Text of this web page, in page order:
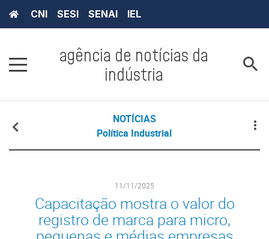
CNI SESI SENAI IEL
agência de notícias da
indústria
NOTÍCIAS
Política Industrial
11/11/2025
Capacitação mostra o valor do
registro de marca para micro,